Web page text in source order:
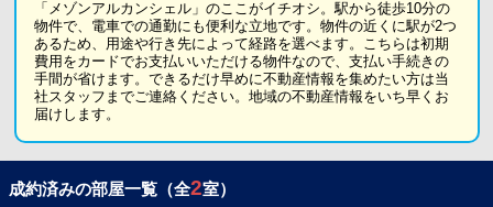
「メゾンアルカンシェル」のここがイチオシ。駅から徒歩10分の
物件で、電車での通勤にも便利な立地です。物件の近くに駅が2つ
あるため、用途や行き先によって経路を選べます。こちらは初期
費用をカードでお支払いいただける物件なので、支払い手続きの
手間が省けます。できるだけ早めに不動産情報を集めたい方は当
社スタッフまでご連絡ください。地域の不動産情報をいち早くお
届けします。
成約済みの部屋一覧（全2室）